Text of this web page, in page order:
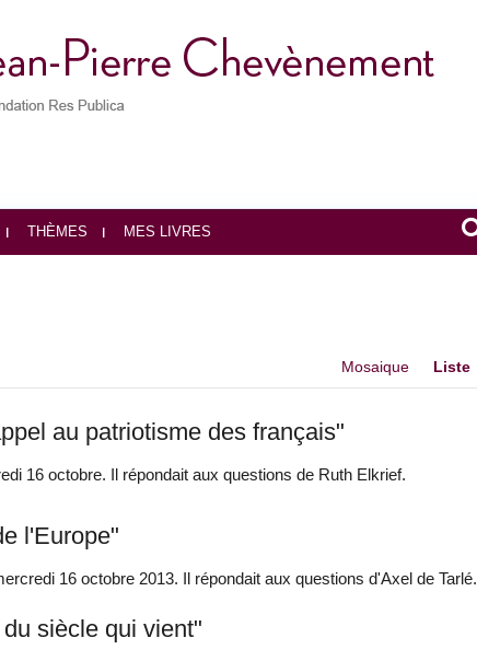
THÈMES MES LIVRES
Liste
Mosaique
au patriotisme des français"
16 octobre. Il répondait aux questions de Ruth Elkrief.
l'Europe"
16 octobre 2013. Il répondait aux questions d'Axel de Tarlé.
siècle qui vient"